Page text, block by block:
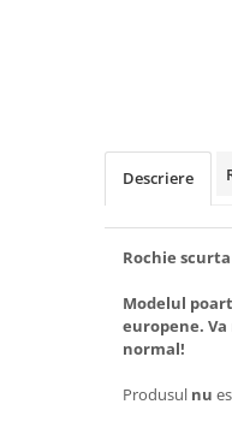
Descriere
Rochie
Modelul
europene.
normal!
Produsul nu